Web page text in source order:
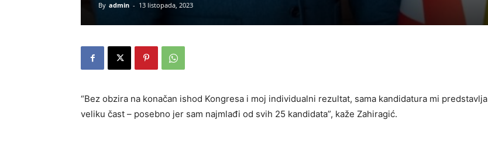
By admin - 13 listopada, 2023
“Bez obzira na konačan ishod Kongresa i moj individualni rezultat, sama kandidatura mi predstavlja
veliku čast – posebno jer sam najmlađi od svih 25 kandidata”, kaže Zahiragić.